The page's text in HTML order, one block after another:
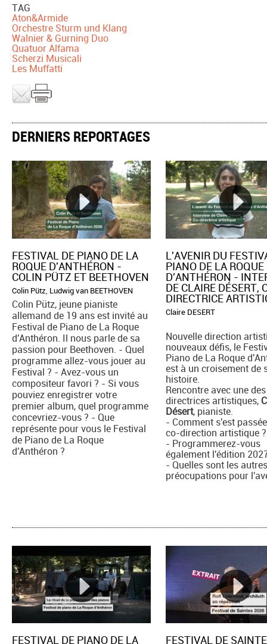
TAG
Aton&Armide
Orchestre Sturm und Klang
Walnier & Gurning Duo
Quatuor Alfama
Scherzi Musicali
Les Muffatti
DERNIERS REPORTAGES
FESTIVAL DE PIANO DE LA
ROQUE D'ANTHÉRON -
COLIN PÜTZ ET BEETHOVEN
Colin Pütz, Ludwig van BEETHOVEN
Colin Pütz, jeune pianiste
allemand de 19 ans est invité au
Festival de Piano de La Roque
d'Anthéron. Il nous parle de sa
passion pour Beethoven. - Quel
programme allez-vous jouer au
Festival ? - Avez-vous un
compositeur favori ? - Si vous
pouviez enregistrer votre
premier album, quel programme
concevriez-vous ? - Que
représente pour vous le Festival
de Piano de La Roque
d'Anthéron ?
L'AVENIR DU
PIANO DE LA ROQUE
D'ANTHÉRON -
DE CLAIRE DÉSERT,
DIRECTRICE
Claire DESERT
Nouvelle direction
nouveaux défis, le
Piano de La Roque
est à un croisement de
histoire.
Rencontre avec une
directrices artistiques,
Désert, pianiste.
- Comment s'est
co-direction artistique ?
- Programmerez-vous
également l'édition
- Quelles sont les
préocupations pour
FESTIVAL DE PIANO DE LA FESTIVAL DE